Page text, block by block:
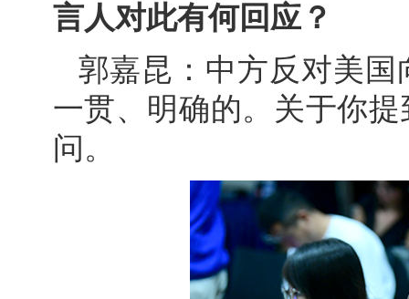
言人对此有何回应？
郭嘉昆：中方反对美
一贯、明确的。关于你
问。